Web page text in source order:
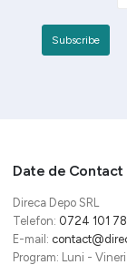
Date de Contact
Direca Depo SRL
Telefon: 0724 101
E-mail:
Program: Luni -